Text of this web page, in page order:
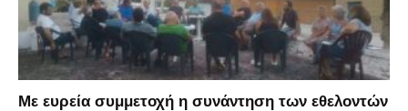
Με ευρεία συμμετοχή η συνάντηση των εθελοντών